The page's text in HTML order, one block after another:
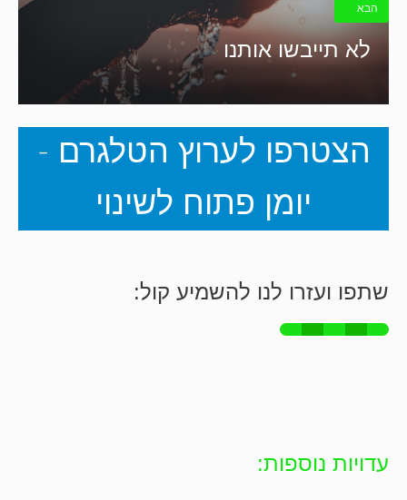
לא תייבשו אותנו
הבא
הצטרפו לערוץ הטלגרם -
יומן פתוח לשינוי
שתפו ועזרו לנו להשמיע קול:
עדויות נוספות: